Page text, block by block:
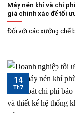
Máy nén khí và chi
giá chính xác để tối
Đối với các xưởng chế
14
Th7